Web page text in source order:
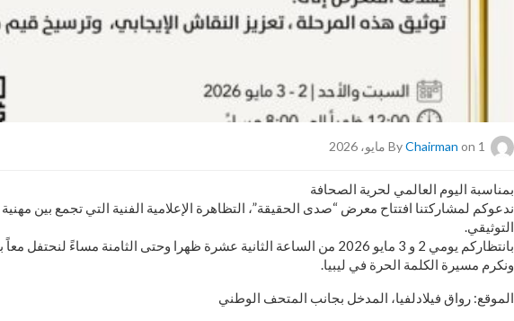
ByChairman on 1 مايو، 2026
بمناسبة اليوم العالمي لحرية الصحافة
ندعوكم لمشاركتنا افتتاح معرض “صدى الحقيقة”، التظاهرة الإعلامية الفنية التي تجمع بين
التوثيقي.
بانتظاركم يومي 2 و 3 مايو 2026 من الساعة الثانية عشرة ظهرا وحتى الثامنة مساءً
ونكرم مسيرة الكلمة الحرة في ليبيا.
الموقع: رواق فيلادلفيا، المدخل بجانب المتحف الوطني